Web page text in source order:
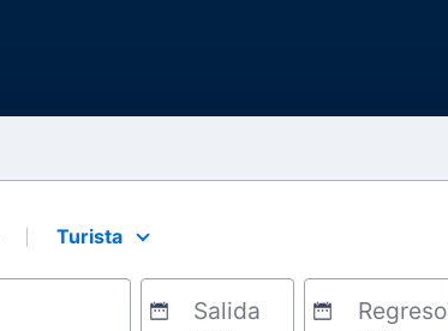
Select your preferred seating class.
Turista
Salida Regreso